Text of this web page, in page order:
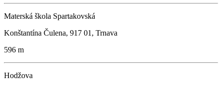
Materská škola Spartakovská
Konštantína Čulena, 917 01, Trnava
596 m
Hodžova